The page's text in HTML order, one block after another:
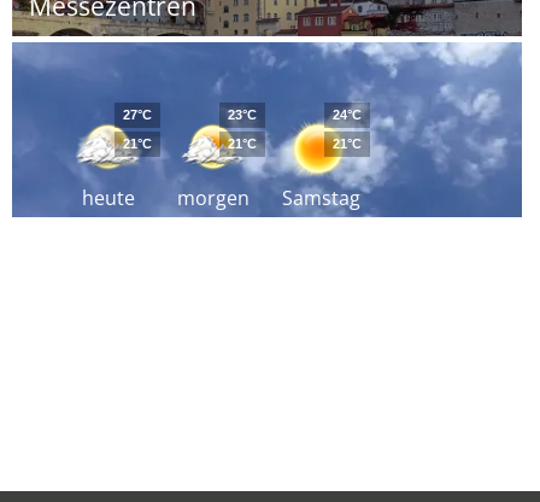
heute
27°C
21°C
morgen
23°C
21°C
Samstag
24°C
21°C